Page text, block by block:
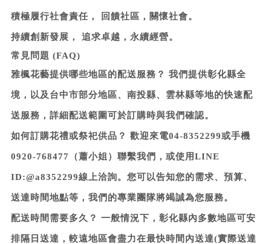
積極履行社會責任， 回饋社區，關懷社會。
持續創新發展，
追求卓越，永續經營。
常見問題 (FAQ)
雅楓花藝提供哪些地區的配送服務？ 我們提供彰化縣全
境，以及台中市部分地區、南投縣、雲林縣等地的快速配
送服務，詳細配送範圍可於訂購時與我們確認。
如何訂購花禮或祭祀供品？ 歡迎來電04-8352299或手機
0920-768477（蕭小姐）聯繫我們，或使用LINE
ID:@a8352299線上洽詢。您可以告知您的需求、預算、
送達時間地點等，我們的專業團隊將竭誠為您服務。
配送時間需要多久？ 一般情況下，彰化縣內多數地區可安
排隔日送達，較遠地區會盡力在最快時間內送達(實際送達